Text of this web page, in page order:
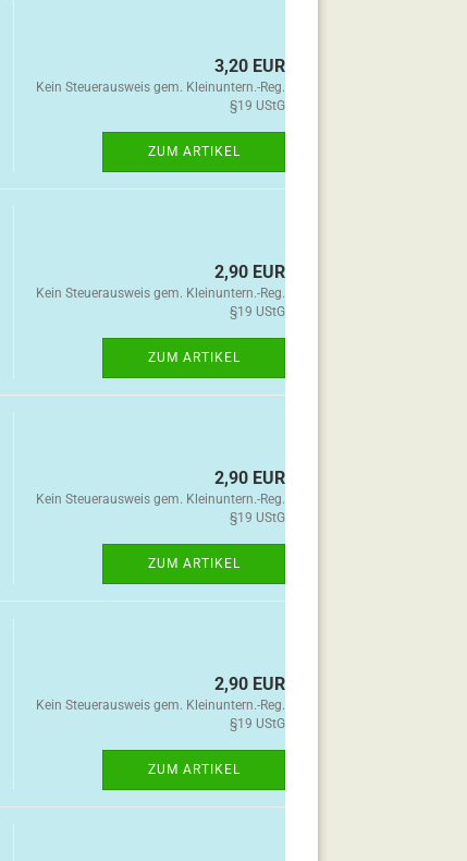
3,20 EUR
Kein Steuerausweis gem. Kleinuntern.-Reg.
§19 UStG
ZUM ARTIKEL
2,90 EUR
Kein Steuerausweis gem. Kleinuntern.-Reg.
§19 UStG
ZUM ARTIKEL
2,90 EUR
Kein Steuerausweis gem. Kleinuntern.-Reg.
§19 UStG
ZUM ARTIKEL
2,90 EUR
Kein Steuerausweis gem. Kleinuntern.-Reg.
§19 UStG
ZUM ARTIKEL